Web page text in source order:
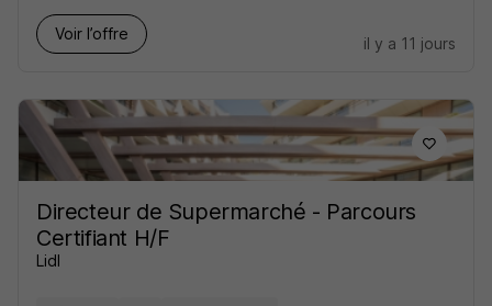
Voir l’offre
il y a 11 jours
Directeur de Supermarché - Parcours
Certifiant H/F
Lidl